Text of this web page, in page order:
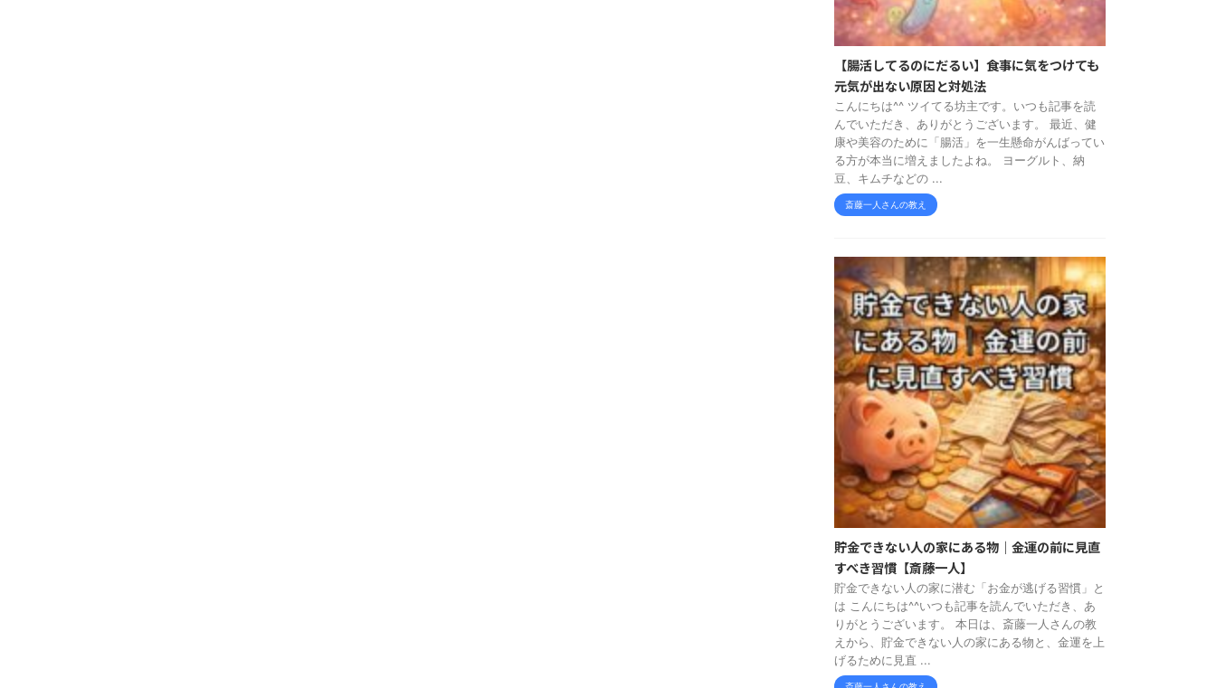
【腸活してるのにだるい】食事に気をつけても
元気が出ない原因と対処法
こんにちは^^ ツイてる坊主です。いつも記事を読
んでいただき、ありがとうございます。 最近、健
康や美容のために「腸活」を一生懸命がんばってい
る方が本当に増えましたよね。 ヨーグルト、納
豆、キムチなどの ...
斎藤一人さんの教え
貯金できない人の家にある物｜金運の前に見直
すべき習慣【斎藤一人】
貯金できない人の家に潜む「お金が逃げる習慣」と
は こんにちは^^いつも記事を読んでいただき、あ
りがとうございます。 本日は、斎藤一人さんの教
えから、貯金できない人の家にある物と、金運を上
げるために見直 ...